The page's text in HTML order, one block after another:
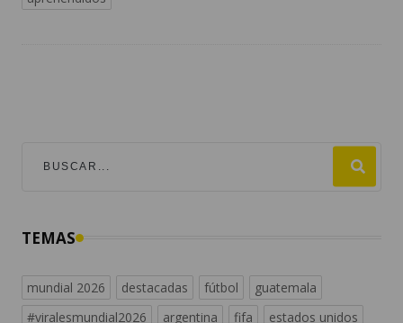
TEMAS
mundial 2026 destacadas fútbol
guatemala
#viralesmundial2026
argentina fifa
estados unidos